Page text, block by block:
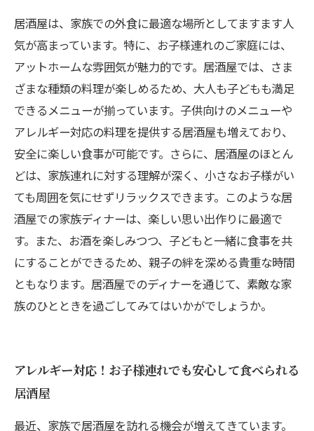
居酒屋は、家族での外食に最適な場所としてますます人
気が高まっています。特に、お子様連れのご家庭には、
アットホームな雰囲気が魅力的です。居酒屋では、さま
ざまな種類の料理が楽しめるため、大人も子どもも満足
できるメニューが揃っています。子供向けのメニューや
アレルギー対応の料理を提供する居酒屋も増えており、
安全に楽しい食事が可能です。さらに、居酒屋のほとん
どは、家族連れに対する理解が深く、小さなお子様がい
ても周囲を気にせずリラックスできます。このような居
酒屋での家族ディナーは、楽しい思い出作りに最適で
す。また、お酒を楽しみつつ、子どもと一緒に食事を共
にすることができるため、親子の絆を深める貴重な時間
ともなります。居酒屋でのディナーを通じて、素敵な家
族のひとときを過ごしてみてはいかがでしょうか。
アレルギー対応！お子様連れでも安心して食べられる
居酒屋
最近、家族で居酒屋を訪れる機会が増えてきています。